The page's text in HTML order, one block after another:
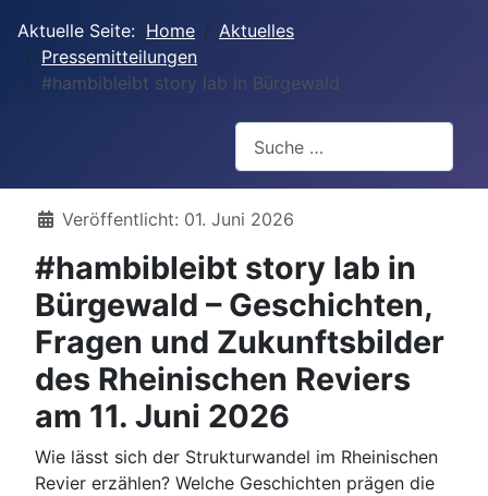
Aktuelle Seite: Home
Aktuelles
Pressemitteilungen
#hambibleibt story lab in Bürgewald
Details
Veröffentlicht: 01. Juni 2026
#hambibleibt story lab in
Bürgewald – Geschichten,
Fragen und Zukunftsbilder
des Rheinischen Reviers
am 11. Juni 2026
Wie lässt sich der Strukturwandel im Rheinischen
Revier erzählen? Welche Geschichten prägen die